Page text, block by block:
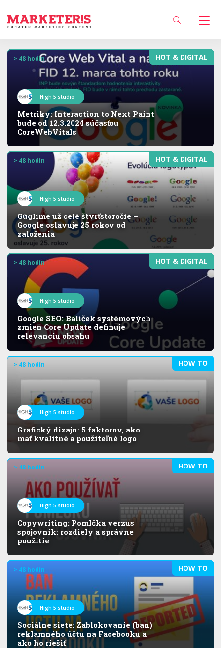
HOT & DIGITAL
> 48 hodín
High 5 studio
Metriky: Interaction to Next Paint
bude od 12.3.2024 súčasťou
CoreWebVitals
HOT & DIGITAL
> 48 hodín
High 5 studio
Gúglime už celé štvrťstoročie –
Google oslavuje 25 rokov od
založenia
HOT & DIGITAL
> 48 hodín
High 5 studio
Google SEO: Balíček systémových
zmien Core Update definuje
relevanciu obsahu
HOW TO
> 48 hodín
High 5 studio
Grafický dizajn: 5 faktorov, ako
mať kvalitné a použiteľné logo
HOW TO
> 48 hodín
High 5 studio
Copywriting: Pomlčka verzus
spojovník: rozdiely a správne
použitie
HOW TO
> 48 hodín
High 5 studio
Sociálne siete: Zablokovanie (ban)
reklamného účtu na Facebooku a
ako ho riešiť